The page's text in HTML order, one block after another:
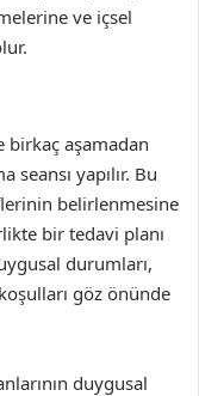
ve içsel
birkaç aşamadan
seansı yapılır. Bu
belirlenmesine
bir tedavi planı
durumları,
göz önünde
duygusal